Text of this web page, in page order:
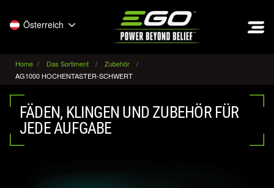
Österreich
Home Das Sortiment
Zubehör
AG1000 HOCHENTASTER-SCHWERT
FÄDEN, KLINGEN UND ZUBEHÖR FÜR
JEDE AUFGABE